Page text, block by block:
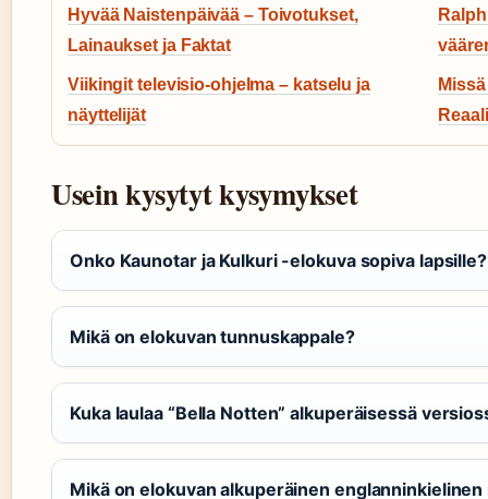
Hyvää Naistenpäivää – Toivotukset,
Lainaukset ja Faktat
Viikingit televisio-ohjelma – katselu ja
näyttelijät
Usein kysytyt kysymykset
Onko Kaunotar ja Kulkuri -elokuva sopiva lapsille?
Mikä on elokuvan tunnuskappale?
Kuka laulaa “Bella Notten” alkuperäisessä
Mikä on elokuvan alkuperäinen englanninkielinen